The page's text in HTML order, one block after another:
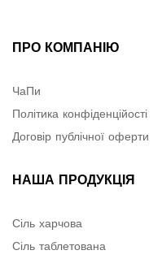
ПРО КОМПАНІЮ
ЧаПи
Політика конфіденційості
Договір публічної оферти
НАША ПРОДУКЦІЯ
Сіль харчова
Сіль таблетована